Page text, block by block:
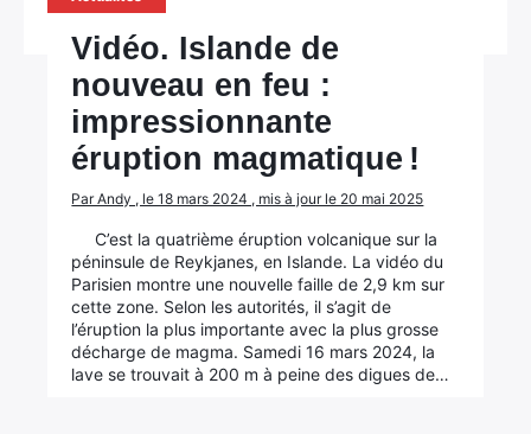
Vidéo. Islande de
nouveau en feu :
impressionnante
éruption magmatique !
Par Andy , le 18 mars 2024 , mis à jour le 20 mai 2025
C’est la quatrième éruption volcanique sur la
péninsule de Reykjanes, en Islande. La vidéo du
Parisien montre une nouvelle faille de 2,9 km sur
cette zone. Selon les autorités, il s’agit de
l’éruption la plus importante avec la plus grosse
décharge de magma. Samedi 16 mars 2024, la
lave se trouvait à 200 m à peine des digues de…
Rechercher